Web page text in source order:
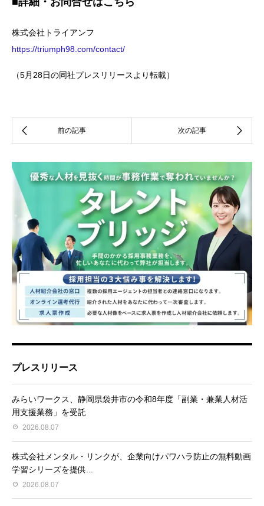
株式会社トライアンフ
https://triumph98.com/contact/
（5月28日の同社プレスリリースより転載）
プレスリリース
みらいワークス、静岡県袋井市の令和8年度「副業・兼業人材活
用支援業務」を受託
2026.08.07
株式会社メンタル・リンクが、企業向けパワハラ防止の無料動画
学習シリーズを提供...
2026.08.07